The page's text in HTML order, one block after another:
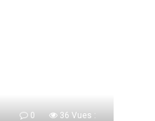
0 36 Vues :